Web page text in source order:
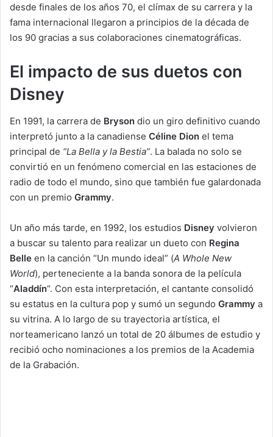
desde finales de los años 70, el clímax de su carrera y la
fama internacional llegaron a principios de la década de
los 90 gracias a sus colaboraciones cinematográficas.
El impacto de sus duetos con
Disney
En 1991, la carrera de Bryson dio un giro definitivo cuando
interpretó junto a la canadiense Céline Dion el tema
principal de “La Bella y la Bestia”. La balada no solo se
convirtió en un fenómeno comercial en las estaciones de
radio de todo el mundo, sino que también fue galardonada
con un premio Grammy.
Un año más tarde, en 1992, los estudios Disney volvieron
a buscar su talento para realizar un dueto con Regina
Belle en la canción “Un mundo ideal” (A Whole New
World), perteneciente a la banda sonora de la película
“Aladdín“. Con esta interpretación, el cantante consolidó
su estatus en la cultura pop y sumó un segundo Grammy a
su vitrina. A lo largo de su trayectoria artística, el
norteamericano lanzó un total de 20 álbumes de estudio y
recibió ocho nominaciones a los premios de la Academia
de la Grabación.